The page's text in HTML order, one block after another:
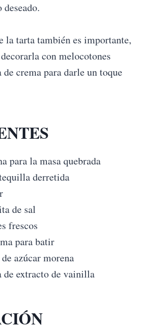
la tarta también es importante,
con melocotones
de crema para darle un toque
para la masa quebrada
derretida
de sal
frescos
para batir
azúcar morena
de extracto de vainilla